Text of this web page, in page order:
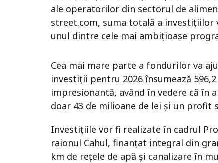
ale operatorilor din sectorul de
street.com, suma totală a investițiilor
unul dintre cele mai ambițioase
Cea mai mare parte a fondurilor va
investiții pentru 2026 însumează
impresionantă, având în vedere că
doar 43 de milioane de lei și un profit
Investițiile vor fi realizate în cadrul
raionul Cahul, finanțat integral din
km de rețele de apă și canalizare în